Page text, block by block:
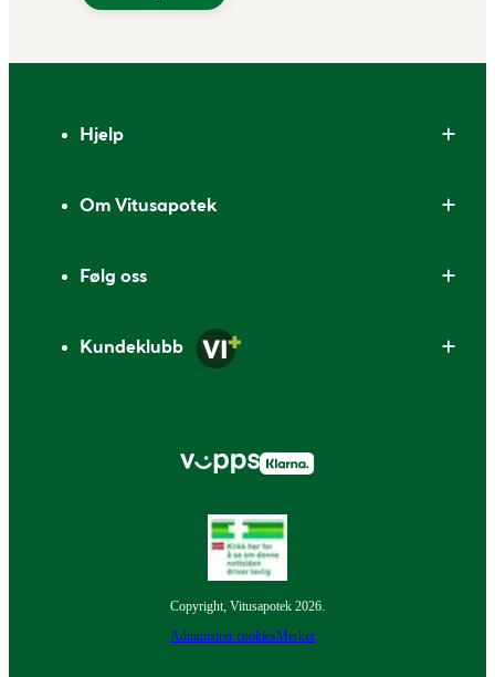
Hjelp
Om Vitusapotek
Følg oss
Kundeklubb
Copyright, Vitusapotek 2026.
Administrer cookiesMerker